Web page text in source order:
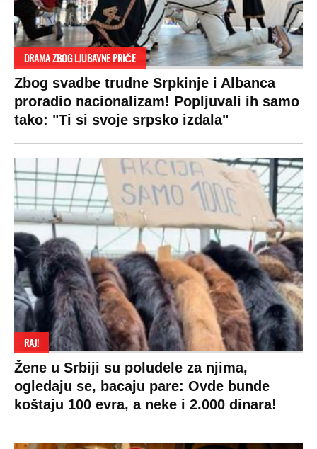
DRAMA ZBOG LJUBAVNE PRIČE
Zbog svadbe trudne Srpkinje i Albanca
proradio nacionalizam! Popljuvali ih samo
tako: "Ti si svoje srpsko izdala"
RAJ!
Žene u Srbiji su poludele za njima,
ogledaju se, bacaju pare: Ovde bunde
koštaju 100 evra, a neke i 2.000 dinara!